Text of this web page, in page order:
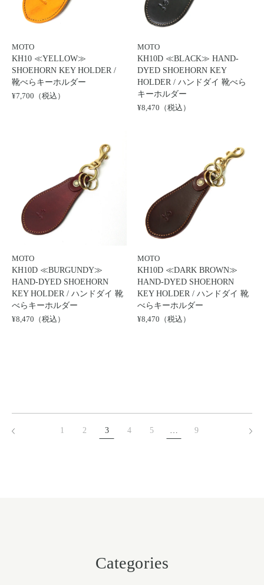
MOTO
KH10 ≪YELLOW≫
SHOEHORN KEY HOLDER /
靴べらキーホルダー
¥7,700（税込）
MOTO
KH10D ≪BLACK≫ HAND-
DYED SHOEHORN KEY
HOLDER / ハンドダイ 靴べら
キーホルダー
¥8,470（税込）
MOTO
KH10D ≪BURGUNDY≫
HAND-DYED SHOEHORN
KEY HOLDER / ハンドダイ 靴
べらキーホルダー
¥8,470（税込）
MOTO
KH10D ≪DARK BROWN≫
HAND-DYED SHOEHORN
KEY HOLDER / ハンドダイ 靴
べらキーホルダー
¥8,470（税込）
1 2 3 4 5 … 9
Categories